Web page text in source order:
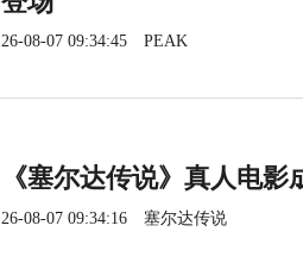
26-08-07 09:34:45 PEAK
《塞尔达传说》真人电
26-08-07 09:34:16 塞尔达传说